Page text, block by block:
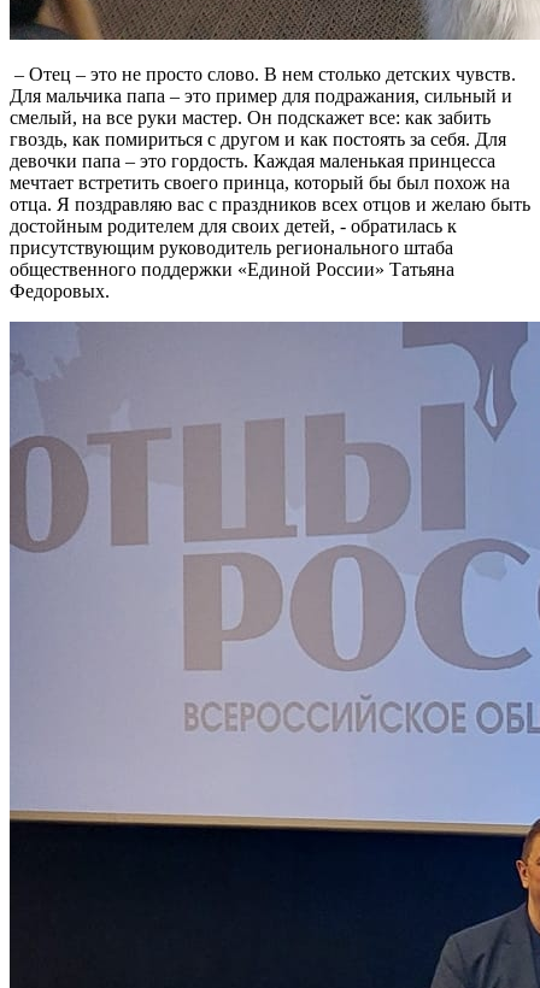
– Отец – это не просто слово. В нем столько детских чувств.
Для мальчика папа – это пример для подражания, сильный и
смелый, на все руки мастер. Он подскажет все: как забить
гвоздь, как помириться с другом и как постоять за себя. Для
девочки папа – это гордость. Каждая маленькая принцесса
мечтает встретить своего принца, который бы был похож на
отца. Я поздравляю вас с праздников всех отцов и желаю быть
достойным родителем для своих детей, - обратилась к
присутствующим руководитель регионального штаба
общественного поддержки «Единой России» Татьяна
Федоровых.